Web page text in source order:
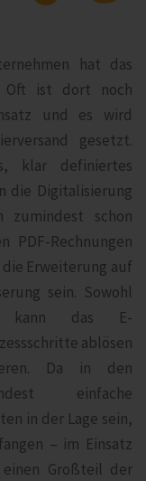
hat das
Oft ist dort noch
und es wird
gesetzt.
klar definiertes
die Digitalisierung
zumindest schon
PDF-Rechnungen
Erweiterung auf
sein. Sowohl
kann das E-
ablösen
Da in den
einfache
in der Lage sein,
– im Einsatz
Großteil der